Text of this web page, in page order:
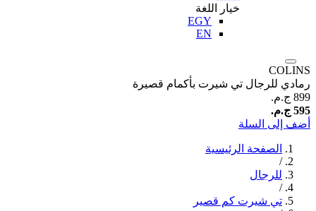
خيار اللغة
EGY
EN
COLINS
رمادي للرجال تي شيرت بأكمام قصيرة
899 ج.م.‏
595 ج.م.‏
أضف إلى السلة
الصفحة الرئيسية
/
للرجال
/
تي شيرت كم قصير